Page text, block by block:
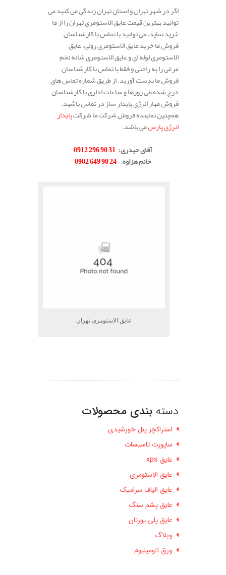
اگر در شهر تهران و استان تهران زندگی می کنید می
توانید بهترین قیمت عایق الاستومری تهران را از ما
خرید نماید. می توانید با تماس با کارشناسان
فروش ما خرید عایق الاستومری رولی، عایق
الاستومری لوله ای و عایق الاستومری شانه تخم
مرغی را به راحتی و فقط با تماس با کارشناسان
فروش ما بدست آورید. از طریق شماره تماس های
درج شده طی روزها و ساعات اداری با کارشناسان
فروش مهار انرژی پایدار ساز در تماس باشید.
همچنین نماینده فروش شرکت ما شرکتپایدار
انرژی پارسمی باشد.
آقای حیدری:
31 90 296 0912
خانم هزاوه:
24 90 649 0902
عایق الاستومری تهران
دسته بندی محصولات
استراکچر پنل خورشیدی
ساپورت تاسیسات
عایق xps
عایق الاستومری
عایق الیاف سرامیک
عایق پشم سنگ
عایق پلی یورتان
وبلاگ
ورق آلومینیوم